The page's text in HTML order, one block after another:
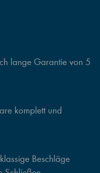
lange Garantie von 5
komplett und
Beschläge